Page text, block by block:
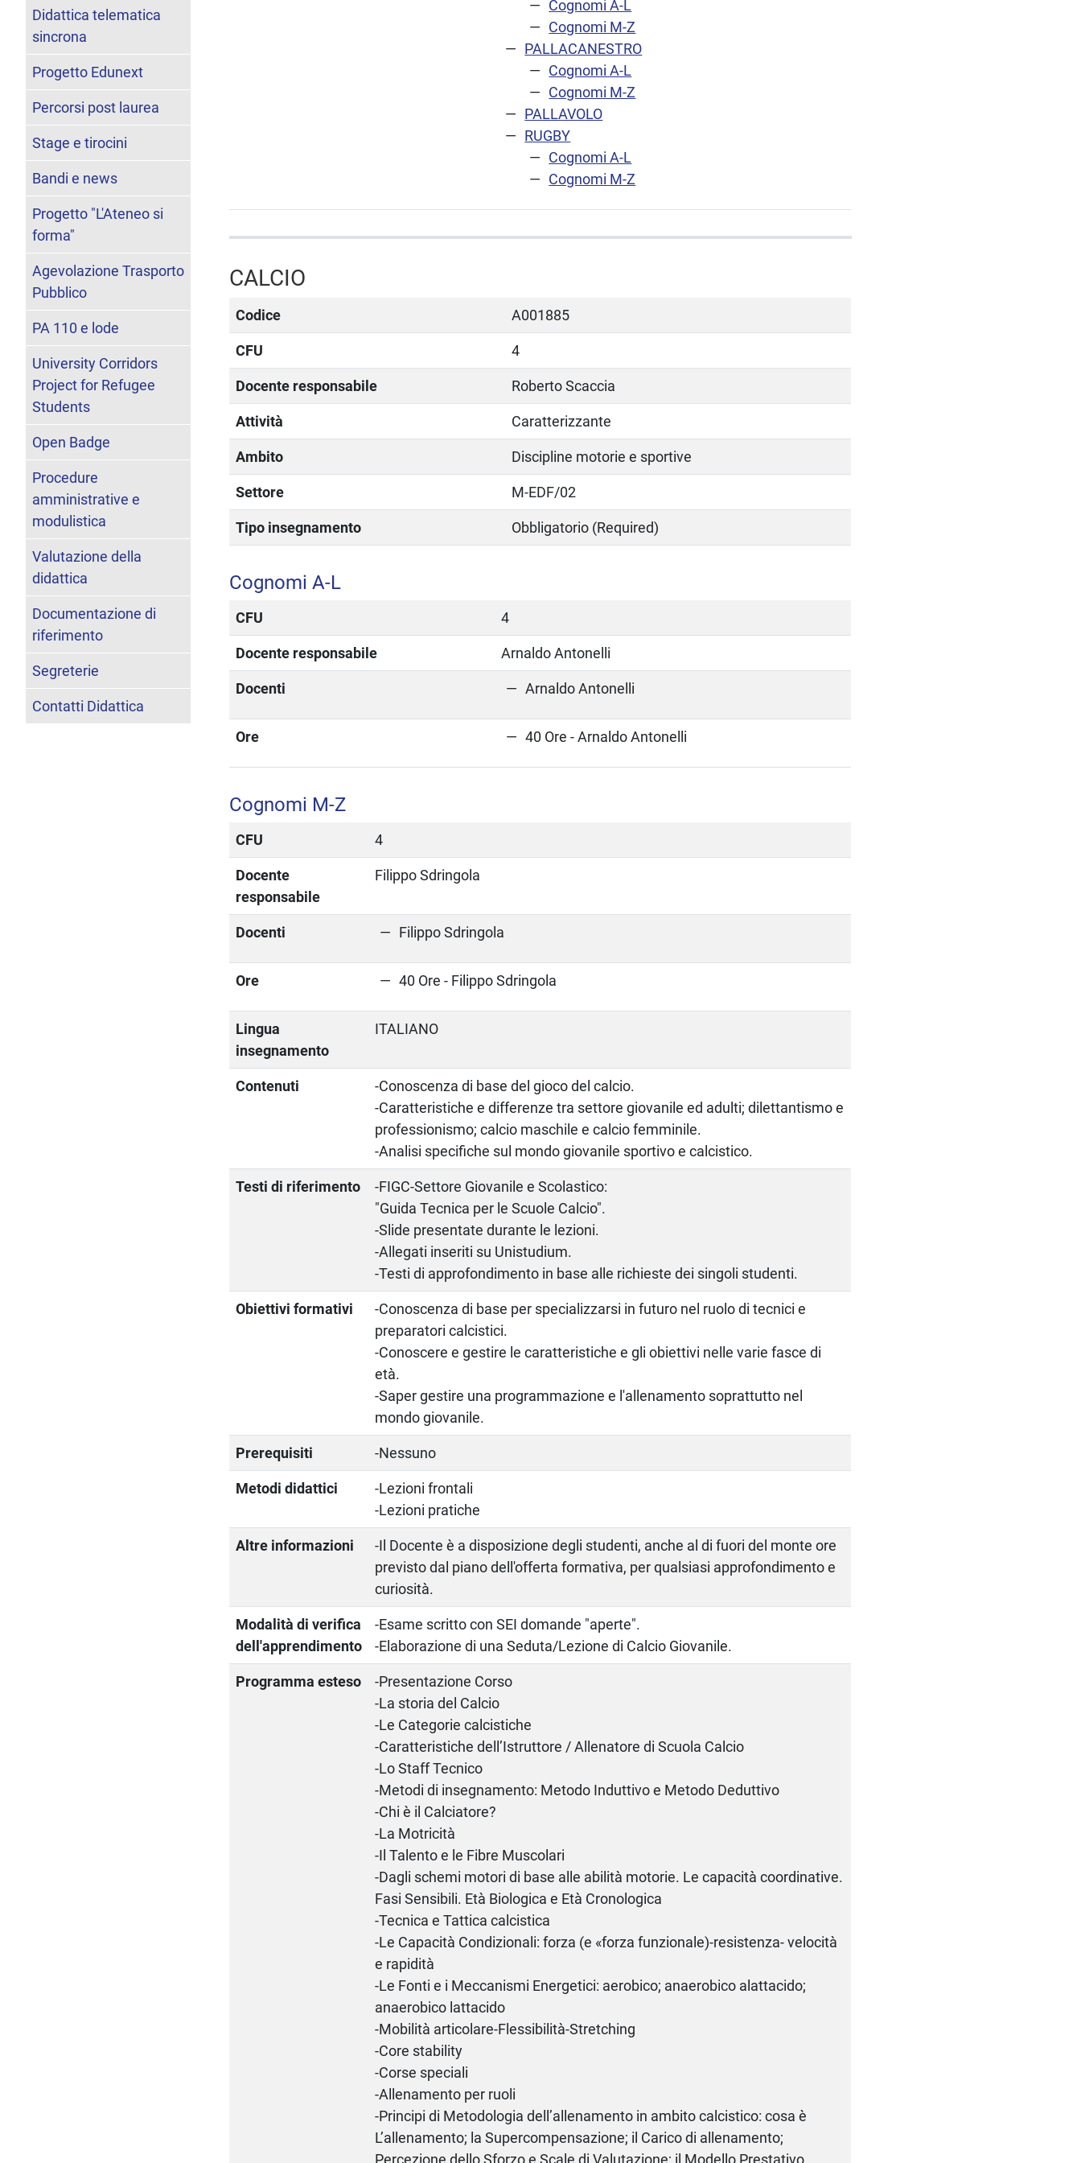
Cognomi A-L
Cognomi M-Z
PALLACANESTRO
Cognomi A-L
Cognomi M-Z
PALLAVOLO
RUGBY
Cognomi A-L
Cognomi M-Z
CALCIO
Codice A001885
CFU 4
Docente responsabile Roberto Scaccia
Attività Caratterizzante
Ambito Discipline motorie e sportive
Settore M-EDF/02
Tipo insegnamento Obbligatorio (Required)
Cognomi A-L
CFU 4
Docente responsabile Arnaldo Antonelli
Docenti Arnaldo Antonelli
Ore 40 Ore - Arnaldo Antonelli
Cognomi M-Z
CFU 4
Docente
responsabile
Filippo Sdringola
Docenti Filippo Sdringola
Ore 40 Ore - Filippo Sdringola
Lingua
insegnamento
ITALIANO
Contenuti
-Conoscenza di base del gioco del calcio.
-Caratteristiche e differenze tra settore giovanile ed adulti; dilettantismo e
professionismo; calcio maschile e calcio femminile.
-Analisi specifiche sul mondo giovanile sportivo e calcistico.
Testi di riferimento
-FIGC-Settore Giovanile e Scolastico:
"Guida Tecnica per le Scuole Calcio".
-Slide presentate durante le lezioni.
-Allegati inseriti su Unistudium.
-Testi di approfondimento in base alle richieste dei singoli studenti.
Obiettivi formativi
-Conoscenza di base per specializzarsi in futuro nel ruolo di tecnici e
preparatori calcistici.
-Conoscere e gestire le caratteristiche e gli obiettivi nelle varie fasce di
età.
-Saper gestire una programmazione e l'allenamento soprattutto nel
mondo giovanile.
Prerequisiti -Nessuno
Metodi didattici
-Lezioni frontali
-Lezioni pratiche
Altre informazioni
-Il Docente è a disposizione degli studenti, anche al di fuori del monte ore
previsto dal piano dell'offerta formativa, per qualsiasi approfondimento e
curiosità.
Modalità di verifica
dell'apprendimento
-Esame scritto con SEI domande "aperte".
-Elaborazione di una Seduta/Lezione di Calcio Giovanile.
Programma esteso
-Presentazione Corso
-La storia del Calcio
-Le Categorie calcistiche
-Caratteristiche dell’Istruttore / Allenatore di Scuola Calcio
-Lo Staff Tecnico
-Metodi di insegnamento: Metodo Induttivo e Metodo Deduttivo
-Chi è il Calciatore?
-La Motricità
-Il Talento e le Fibre Muscolari
-Dagli schemi motori di base alle abilità motorie. Le capacità coordinative.
Fasi Sensibili. Età Biologica e Età Cronologica
-Tecnica e Tattica calcistica
-Le Capacità Condizionali: forza (e «forza funzionale)-resistenza- velocità
e rapidità
-Le Fonti e i Meccanismi Energetici: aerobico; anaerobico alattacido;
anaerobico lattacido
-Mobilità articolare-Flessibilità-Stretching
-Core stability
-Corse speciali
-Allenamento per ruoli
-Principi di Metodologia dell’allenamento in ambito calcistico: cosa è
L’allenamento; la Supercompensazione; il Carico di allenamento;
Percezione dello Sforzo e Scale di Valutazione; il Modello Prestativo
Didattica telematica
sincrona
Progetto Edunext
Percorsi post laurea
Stage e tirocini
Bandi e news
Progetto "L'Ateneo si
forma"
Agevolazione Trasporto
Pubblico
PA 110 e lode
University Corridors
Project for Refugee
Students
Open Badge
Procedure
amministrative e
modulistica
Valutazione della
didattica
Documentazione di
riferimento
Segreterie
Contatti Didattica